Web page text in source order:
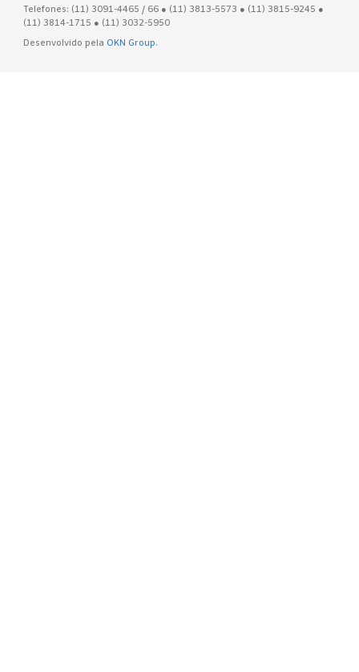
Telefones: (11) 3091-4465 / 66 ● (11) 3813-5573 ● (11) 3815-9245 ●
(11) 3814-1715 ● (11) 3032-5950
Desenvolvido pela OKN Group.